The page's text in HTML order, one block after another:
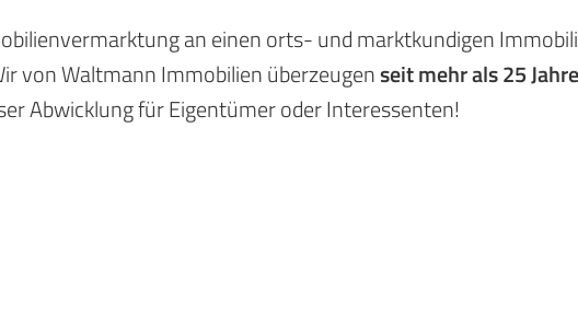
an einen orts- und marktkundigen
von Waltmann Immobilien überzeugenseit mehr als 25
Abwicklung für Eigentümer oder Interessenten!